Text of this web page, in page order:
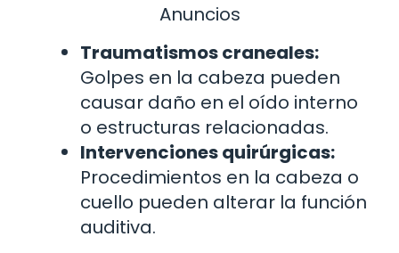
Anuncios
Traumatismos craneales:
Golpes en la cabeza pueden
causar daño en el oído interno
o estructuras relacionadas.
Intervenciones quirúrgicas:
Procedimientos en la cabeza o
cuello pueden alterar la función
auditiva.